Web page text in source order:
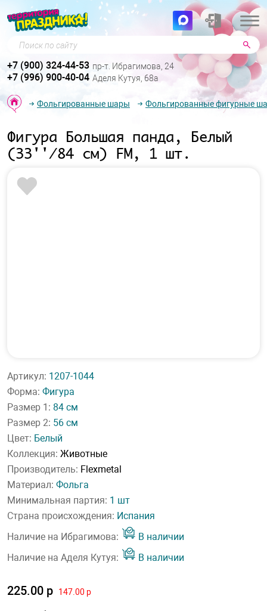
Поиск по сайту
+7 (900) 324-44-53 пр-т. Ибрагимова, 24
+7 (996) 900-40-04 Аделя Кутуя, 68а
Фольгированные шары Фольгированные фигурные
Фигура Большая панда, Белый
(33''/84 см) FM, 1 шт.
Артикул: 1207-1044
Форма: Фигура
Размер 1: 84 см
Размер 2: 56 см
Цвет: Белый
Коллекция: Животные
Производитель: Flexmetal
Материал: Фольга
Минимальная партия: 1 шт
Страна происхождения: Испания
Наличие на Ибрагимова:
В наличии
Наличие на Аделя Кутуя:
В наличии
225.00 р 147.00 р